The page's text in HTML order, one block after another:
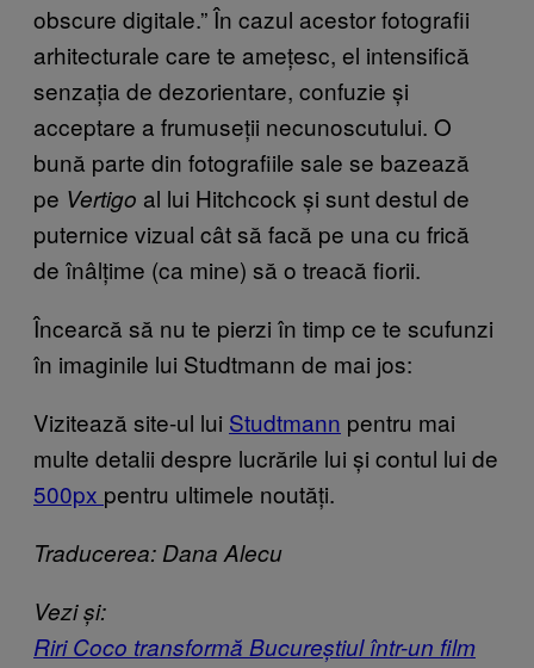
obscure digitale.” În cazul acestor fotografii
arhitecturale care te amețesc, el intensifică
senzația de dezorientare, confuzie și
acceptare a frumuseții necunoscutului. O
bună parte din fotografiile sale se bazează
pe Vertigo al lui Hitchcock și sunt destul de
puternice vizual cât să facă pe una cu frică
de înâlțime (ca mine) să o treacă fiorii.
Încearcă să nu te pierzi în timp ce te scufunzi
în imaginile lui Studtmann de mai jos:
Vizitează site-ul lui Studtmann pentru mai
multe detalii despre lucrările lui și contul lui de
500px pentru ultimele noutăți.
Traducerea: Dana Alecu
Vezi și:
Riri Coco transformă Bucureștiul într-un film